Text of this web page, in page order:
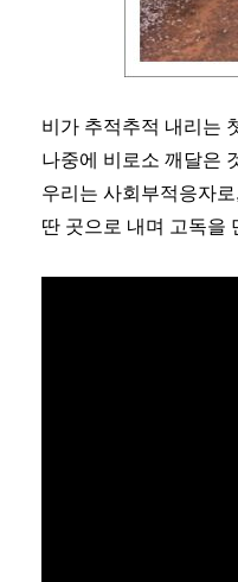
비가 추적추적 내리는
나중에 비로소 깨달은
우리는 사회부적응자
딴 곳으로 내며 고독을